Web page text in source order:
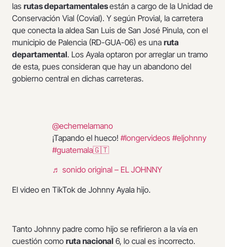
las rutas departamentalesestán a cargo de la Unidad de
Conservación Vial (Covial). Y según Provial, la carretera
que conecta la aldea San Luis de San José Pinula, con el
municipio de Palencia (RD-GUA-06) es una ruta
departamental. Los Ayala optaron por arreglar un tramo
de esta, pues consideran que hay un abandono del
gobierno central en dichas carreteras.
@echemelamano
¡Tapando el hueco! #longervideos #eljohnny
#guatemala🇬🇹
♬ sonido original – EL JOHNNY
El video en TikTok de Johnny Ayala hijo.
Tanto Johnny padre como hijo se refirieron a la vía en
cuestión como ruta nacional 6, lo cual es incorrecto.